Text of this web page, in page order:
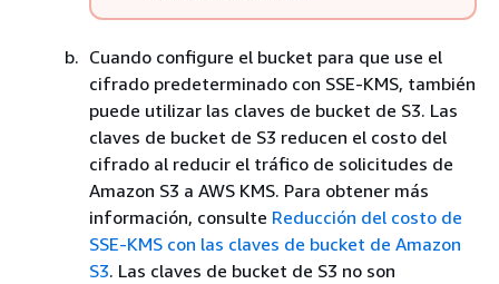
Cuando configure el bucket para que use el
cifrado predeterminado con SSE-KMS, también
puede utilizar las claves de bucket de S3. Las
claves de bucket de S3 reducen el costo del
cifrado al reducir el tráfico de solicitudes de
Amazon S3 a AWS KMS. Para obtener más
información, consulte Reducción del costo de
SSE-KMS con las claves de bucket de Amazon
S3. Las claves de bucket de S3 no son